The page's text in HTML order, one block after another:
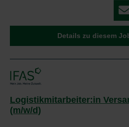
Details zu diesem
Logistikmitarbeiter:in
(m/w/d)